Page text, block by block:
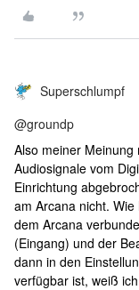
Superschlumpf
@groundp
Also meiner
Audiosignale vom
Einrichtung
am Arcana nicht.
dem Arcana
(Eingang) und der
dann in den
verfügbar ist, weiß